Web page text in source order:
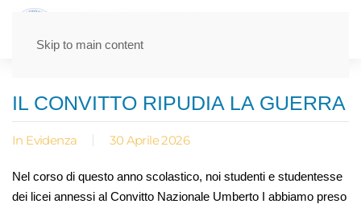
Skip to main content
IL CONVITTO RIPUDIA LA GUERRA
In Evidenza 30 Aprile 2026
Nel corso di questo anno scolastico, noi studenti e studentesse
dei licei annessi al Convitto Nazionale Umberto I abbiamo preso